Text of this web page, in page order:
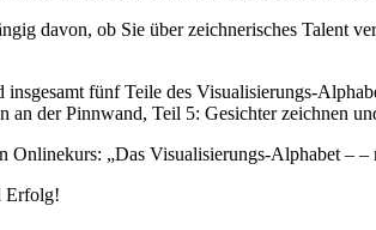
davon, ob Sie über zeichnerisches Talent
insgesamt fünf Teile des Visualisierungs-
an der Pinnwand, Teil 5: Gesichter zeichnen
Onlinekurs: „Das Visualisierungs-Alphabet –
Erfolg!